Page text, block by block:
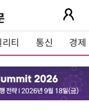
티 통신 경제